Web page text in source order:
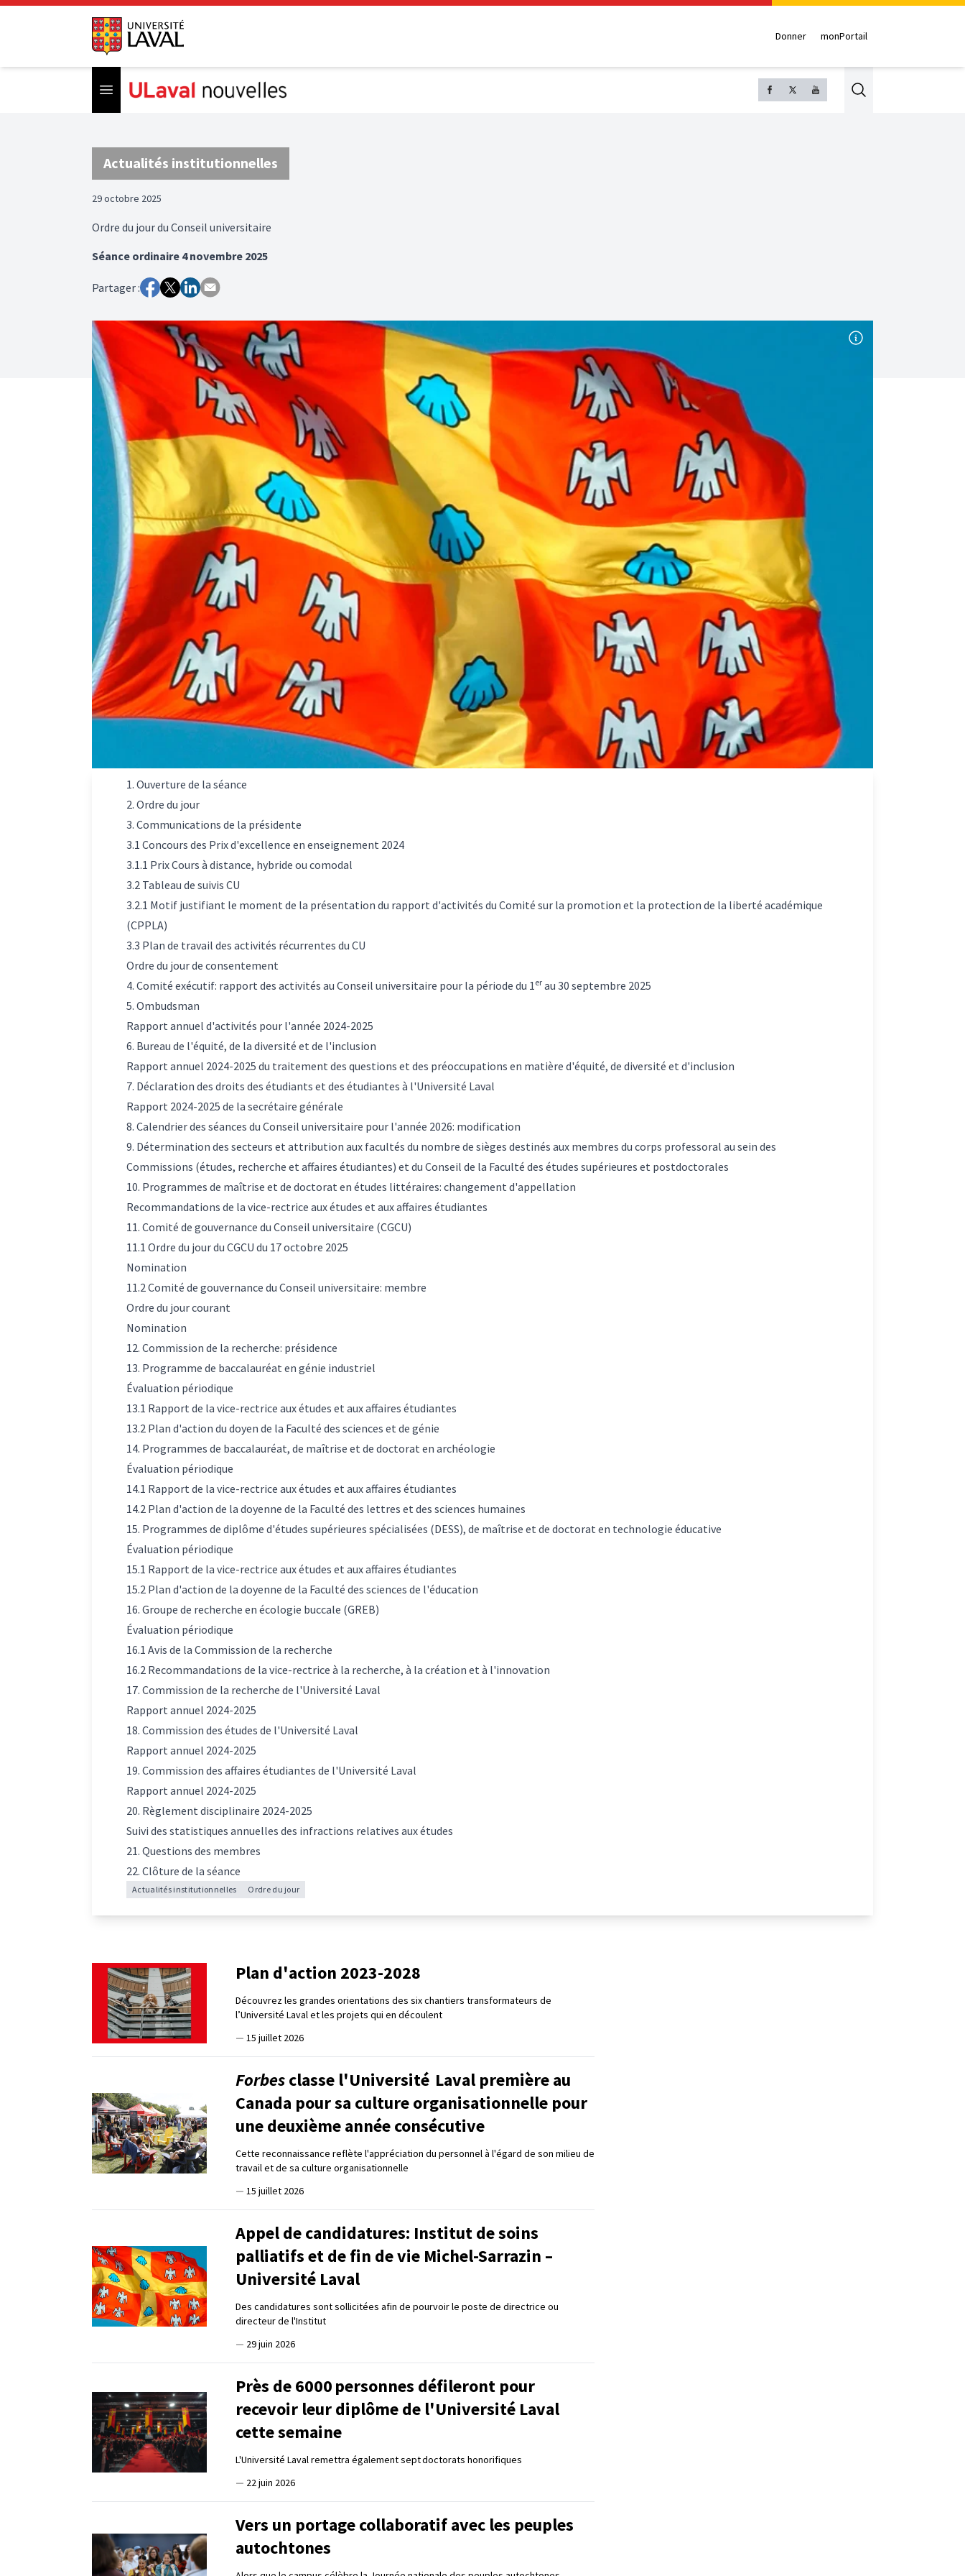
Donner monPortail
Open menu Search
Actualités institutionnelles
29 octobre 2025
Ordre du jour du Conseil universitaire
Séance ordinaire 4 novembre 2025
Partager :
1. Ouverture de la séance
2. Ordre du jour
3. Communications de la présidente
3.1 Concours des Prix d'excellence en enseignement 2024
3.1.1 Prix Cours à distance, hybride ou comodal
3.2 Tableau de suivis CU
3.2.1 Motif justifiant le moment de la présentation du rapport d'activités du Comité sur la promotion et la protection de la liberté académique
(CPPLA)
3.3 Plan de travail des activités récurrentes du CU
Ordre du jour de consentement
4. Comité exécutif: rapport des activités au Conseil universitaire pour la période du 1 er au 30 septembre 2025
5. Ombudsman
Rapport annuel d'activités pour l'année 2024-2025
6. Bureau de l'équité, de la diversité et de l'inclusion
Rapport annuel 2024-2025 du traitement des questions et des préoccupations en matière d'équité, de diversité et d'inclusion
7. Déclaration des droits des étudiants et des étudiantes à l'Université Laval
Rapport 2024-2025 de la secrétaire générale
8. Calendrier des séances du Conseil universitaire pour l'année 2026: modification
9. Détermination des secteurs et attribution aux facultés du nombre de sièges destinés aux membres du corps professoral au sein des
Commissions (études, recherche et affaires étudiantes) et du Conseil de la Faculté des études supérieures et postdoctorales
10. Programmes de maîtrise et de doctorat en études littéraires: changement d'appellation
Recommandations de la vice-rectrice aux études et aux affaires étudiantes
11. Comité de gouvernance du Conseil universitaire (CGCU)
11.1 Ordre du jour du CGCU du 17 octobre 2025
Nomination
11.2 Comité de gouvernance du Conseil universitaire: membre
Ordre du jour courant
Nomination
12. Commission de la recherche: présidence
13. Programme de baccalauréat en génie industriel
Évaluation périodique
13.1 Rapport de la vice-rectrice aux études et aux affaires étudiantes
13.2 Plan d'action du doyen de la Faculté des sciences et de génie
14. Programmes de baccalauréat, de maîtrise et de doctorat en archéologie
Évaluation périodique
14.1 Rapport de la vice-rectrice aux études et aux affaires étudiantes
14.2 Plan d'action de la doyenne de la Faculté des lettres et des sciences humaines
15. Programmes de diplôme d'études supérieures spécialisées (DESS), de maîtrise et de doctorat en technologie éducative
Évaluation périodique
15.1 Rapport de la vice-rectrice aux études et aux affaires étudiantes
15.2 Plan d'action de la doyenne de la Faculté des sciences de l'éducation
16. Groupe de recherche en écologie buccale (GREB)
Évaluation périodique
16.1 Avis de la Commission de la recherche
16.2 Recommandations de la vice-rectrice à la recherche, à la création et à l'innovation
17. Commission de la recherche de l'Université Laval
Rapport annuel 2024-2025
18. Commission des études de l'Université Laval
Rapport annuel 2024-2025
19. Commission des affaires étudiantes de l'Université Laval
Rapport annuel 2024-2025
20. Règlement disciplinaire 2024-2025
Suivi des statistiques annuelles des infractions relatives aux études
21. Questions des membres
22. Clôture de la séance
Actualités institutionnelles Ordre du jour
Plan d'action 2023-2028
Découvrez les grandes orientations des six chantiers transformateurs de
l’Université Laval et les projets qui en découlent
— 15 juillet 2026
Forbesclasse l'Université Laval première au
Canada pour sa culture organisationnelle pour
une deuxième année consécutive
Cette reconnaissance reflète l'appréciation du personnel à l'égard de son milieu de
travail et de sa culture organisationnelle
— 15 juillet 2026
Appel de candidatures: Institut de soins
palliatifs et de fin de vie Michel-Sarrazin –
Université Laval
Des candidatures sont sollicitées afin de pourvoir le poste de directrice ou
directeur de l'Institut
— 29 juin 2026
Près de 6000 personnes défileront pour
recevoir leur diplôme de l'Université Laval
cette semaine
L'Université Laval remettra également sept doctorats honorifiques
— 22 juin 2026
Vers un portage collaboratif avec les peuples
autochtones